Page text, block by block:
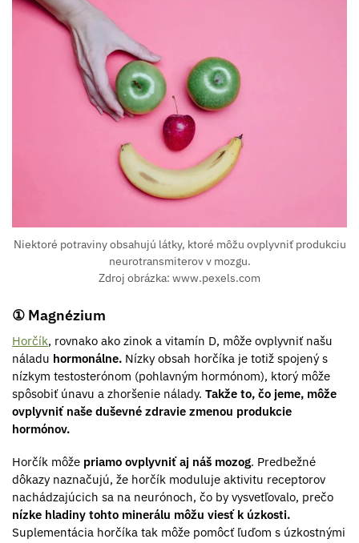
Niektoré potraviny obsahujú látky, ktoré môžu ovplyvniť produkciu
neurotransmiterov v mozgu.
Zdroj obrázka: www.pexels.com
① Magnézium
Horčík, rovnako ako zinok a vitamín D, môže ovplyvniť našu
náladu hormonálne. Nízky obsah horčíka je totiž spojený s
nízkym testosterónom (pohlavným hormónom), ktorý môže
spôsobiť únavu a zhoršenie nálady. Takže to, čo jeme, môže
ovplyvniť naše duševné zdravie zmenou produkcie
hormónov.
Horčík môže priamo ovplyvniť aj náš mozog. Predbežné
dôkazy naznačujú, že horčík moduluje aktivitu receptorov
nachádzajúcich sa na neurónoch, čo by vysvetľovalo, prečo
nízke hladiny tohto minerálu môžu viesť k úzkosti.
Suplementácia horčíka tak môže pomôcť ľuďom s úzkostnými